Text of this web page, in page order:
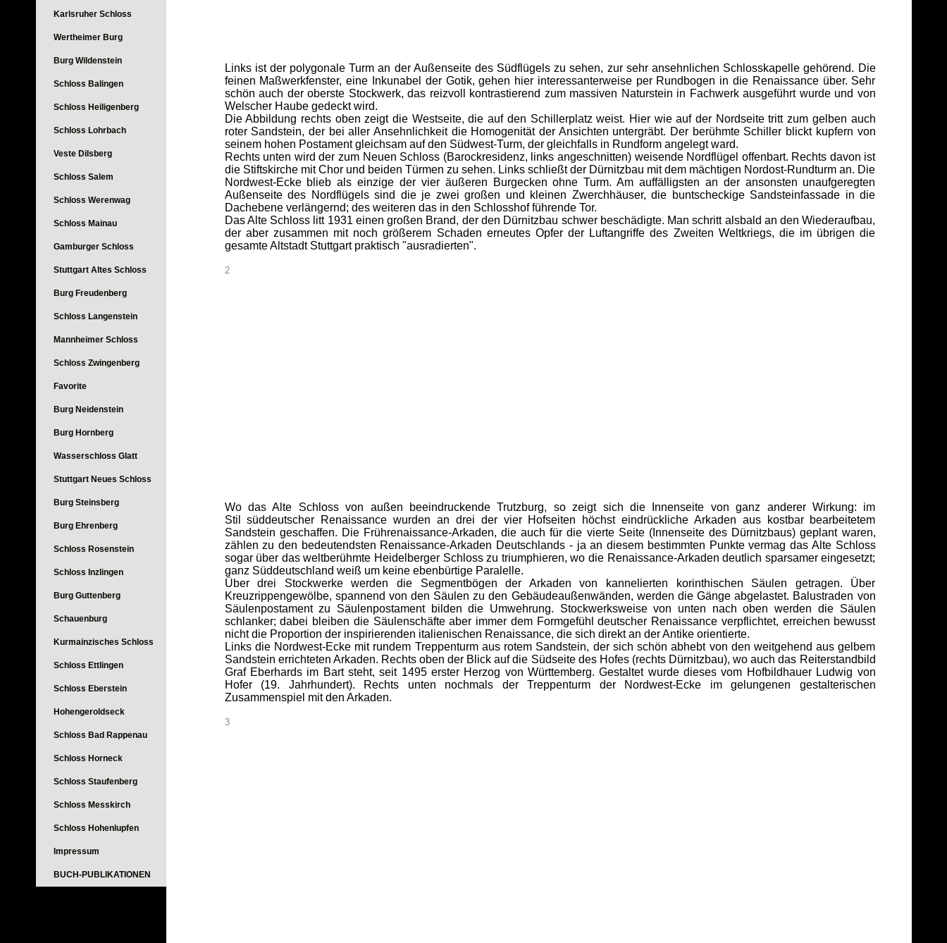
Karlsruher Schloss
Wertheimer Burg
Burg Wildenstein
Schloss Balingen
Schloss Heiligenberg
Schloss Lohrbach
Veste Dilsberg
Schloss Salem
Schloss Werenwag
Schloss Mainau
Gamburger Schloss
Stuttgart Altes Schloss
Burg Freudenberg
Schloss Langenstein
Mannheimer Schloss
Schloss Zwingenberg
Favorite
Burg Neidenstein
Burg Hornberg
Wasserschloss Glatt
Stuttgart Neues Schloss
Burg Steinsberg
Burg Ehrenberg
Schloss Rosenstein
Schloss Inzlingen
Burg Guttenberg
Schauenburg
Kurmainzisches Schloss
Schloss Ettlingen
Schloss Eberstein
Hohengeroldseck
Schloss Bad Rappenau
Schloss Horneck
Schloss Staufenberg
Schloss Messkirch
Schloss Hohenlupfen
Impressum
BUCH-PUBLIKATIONEN
Links ist der polygonale Turm an der Außenseite des Südflügels zu sehen, zur sehr ansehnlichen Schlosskapelle gehörend. Die
feinen Maßwerkfenster, eine Inkunabel der Gotik, gehen hier interessanterweise per Rundbogen in die Renaissance über. Sehr
schön auch der oberste Stockwerk, das reizvoll kontrastierend zum massiven Naturstein in Fachwerk ausgeführt wurde und von
Welscher Haube gedeckt wird.
Die Abbildung rechts oben zeigt die Westseite, die auf den Schillerplatz weist. Hier wie auf der Nordseite tritt zum gelben auch
roter Sandstein, der bei aller Ansehnlichkeit die Homogenität der Ansichten untergräbt. Der berühmte Schiller blickt kupfern von
seinem hohen Postament gleichsam auf den Südwest-Turm, der gleichfalls in Rundform angelegt ward.
Rechts unten wird der zum Neuen Schloss (Barockresidenz, links angeschnitten) weisende Nordflügel offenbart. Rechts davon ist
die Stiftskirche mit Chor und beiden Türmen zu sehen. Links schließt der Dürnitzbau mit dem mächtigen Nordost-Rundturm an. Die
Nordwest-Ecke blieb als einzige der vier äußeren Burgecken ohne Turm. Am auffälligsten an der ansonsten unaufgeregten
Außenseite des Nordflügels sind die je zwei großen und kleinen Zwerchhäuser, die buntscheckige Sandsteinfassade in die
Dachebene verlängernd; des weiteren das in den Schlosshof führende Tor.
Das Alte Schloss litt 1931 einen großen Brand, der den Dürnitzbau schwer beschädigte. Man schritt alsbald an den Wiederaufbau,
der aber zusammen mit noch größerem Schaden erneutes Opfer der Luftangriffe des Zweiten Weltkriegs, die im übrigen die
gesamte Altstadt Stuttgart praktisch "ausradierten".
2
Wo das Alte Schloss von außen beeindruckende Trutzburg, so zeigt sich die Innenseite von ganz anderer Wirkung: im
Stil süddeutscher Renaissance wurden an drei der vier Hofseiten höchst eindrückliche Arkaden aus kostbar bearbeitetem
Sandstein geschaffen. Die Frührenaissance-Arkaden, die auch für die vierte Seite (Innenseite des Dürnitzbaus) geplant waren,
zählen zu den bedeutendsten Renaissance-Arkaden Deutschlands - ja an diesem bestimmten Punkte vermag das Alte Schloss
sogar über das weltberühmte Heidelberger Schloss zu triumphieren, wo die Renaissance-Arkaden deutlich sparsamer eingesetzt;
ganz Süddeutschland weiß um keine ebenbürtige Paralelle.
Über drei Stockwerke werden die Segmentbögen der Arkaden von kannelierten korinthischen Säulen getragen. Über
Kreuzrippengewölbe, spannend von den Säulen zu den Gebäudeaußenwänden, werden die Gänge abgelastet. Balustraden von
Säulenpostament zu Säulenpostament bilden die Umwehrung. Stockwerksweise von unten nach oben werden die Säulen
schlanker; dabei bleiben die Säulenschäfte aber immer dem Formgefühl deutscher Renaissance verpflichtet, erreichen bewusst
nicht die Proportion der inspirierenden italienischen Renaissance, die sich direkt an der Antike orientierte.
Links die Nordwest-Ecke mit rundem Treppenturm aus rotem Sandstein, der sich schön abhebt von den weitgehend aus gelbem
Sandstein errichteten Arkaden. Rechts oben der Blick auf die Südseite des Hofes (rechts Dürnitzbau), wo auch das Reiterstandbild
Graf Eberhards im Bart steht, seit 1495 erster Herzog von Württemberg. Gestaltet wurde dieses vom Hofbildhauer Ludwig von
Hofer (19. Jahrhundert). Rechts unten nochmals der Treppenturm der Nordwest-Ecke im gelungenen gestalterischen
Zusammenspiel mit den Arkaden.
3